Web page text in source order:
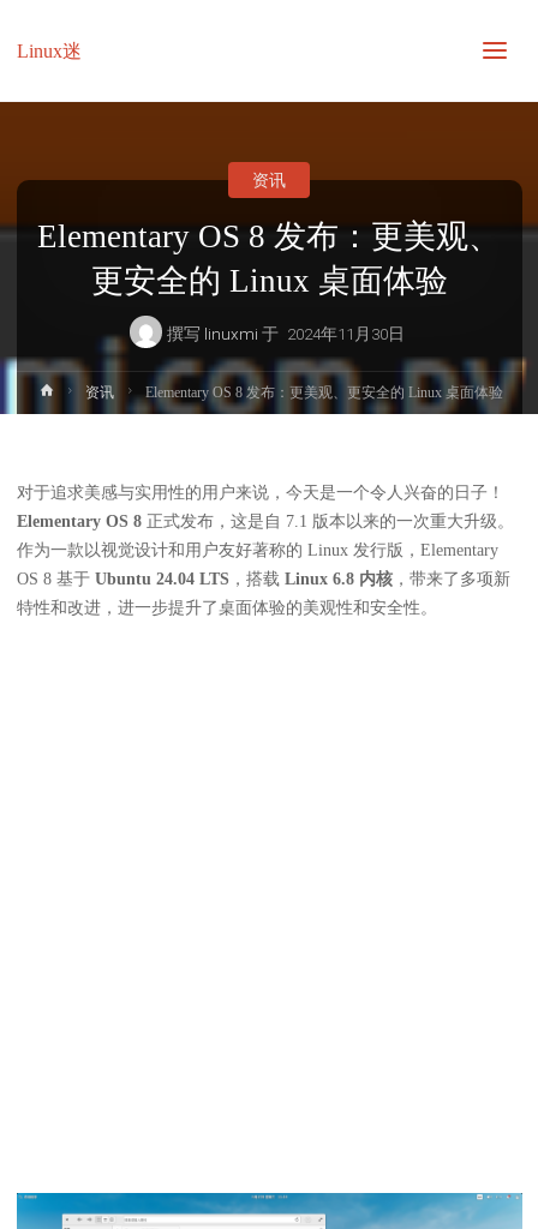
Linux迷
Elementary OS 8 发布：更美观、
更安全的 Linux 桌面体验
撰写 linuxmi 于 2024年11月30日
资讯
首
页
资讯 Elementary OS 8 发布：更美观、更安全的 Linux 桌面体验
对于追求美感与实用性的用户来说，今天是一个令人兴奋的日子！
Elementary OS 8正式发布，这是自 7.1 版本以来的一次重大升级。
作为一款以视觉设计和用户友好著称的 Linux 发行版，Elementary
OS 8 基于 Ubuntu 24.04 LTS ，搭载 Linux 6.8 内核，带来了多项新
特性和改进，进一步提升了桌面体验的美观性和安全性。